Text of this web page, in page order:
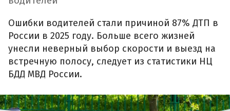
Ошибки водителей стали причиной 87% ДТП в
России в 2025 году. Больше всего жизней
унесли неверный выбор скорости и выезд на
встречную полосу, следует из статистики НЦ
БДД МВД России.